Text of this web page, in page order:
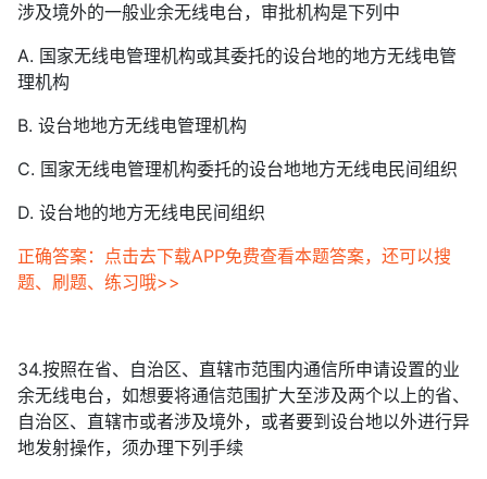
涉及境外的一般业余无线电台，审批机构是下列中
A. 国家无线电管理机构或其委托的设台地的地方无线电管
理机构
B. 设台地地方无线电管理机构
C. 国家无线电管理机构委托的设台地地方无线电民间组织
D. 设台地的地方无线电民间组织
正确答案：点击去下载APP免费查看本题答案，还可以搜
题、刷题、练习哦>>
34.按照在省、自治区、直辖市范围内通信所申请设置的业
余无线电台，如想要将通信范围扩大至涉及两个以上的省、
自治区、直辖市或者涉及境外，或者要到设台地以外进行异
地发射操作，须办理下列手续